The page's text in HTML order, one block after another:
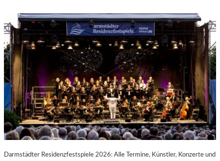
Darmstädter Residenzfestspiele 2026: Alle Termine, Künstler, Konzerte und